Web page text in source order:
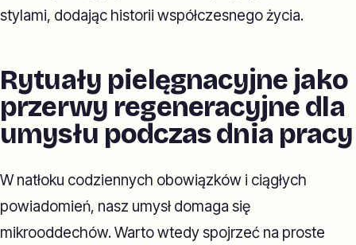
stylami, dodając historii współczesnego życia.
Rytuały pielęgnacyjne jako
przerwy regeneracyjne dla
umysłu podczas dnia pracy
W natłoku codziennych obowiązków i ciągłych
powiadomień, nasz umysł domaga się
mikrooddechów. Warto wtedy spojrzeć na proste